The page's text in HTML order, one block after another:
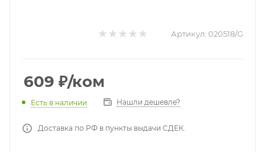
Артикул: 020518/G
609 ₽/ком
Есть в наличии Нашли дешевле?
Доставка по РФ в пункты выдачи СДЕК.